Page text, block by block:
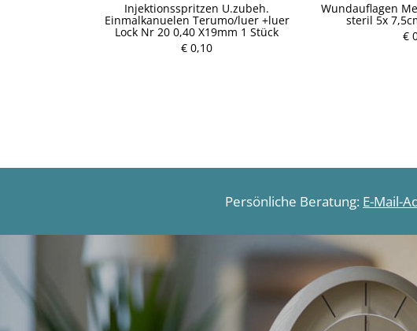
Injektionsspritzen U.zubeh.
Einmalkanuelen Terumo/luer +luer
Lock Nr 20 0,40 X19mm 1 Stück
€ 0,10
Wundauflagen
steril 5x
€
P
r
Persönliche Beratung: E-Mail-